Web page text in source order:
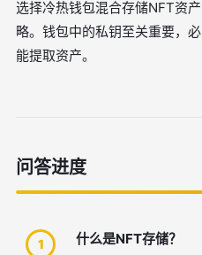
选择冷热钱包混合存储NFT资
略。钱包中的私钥至关重要，
能提取资产。
问答进度
1 什么是NFT存储？